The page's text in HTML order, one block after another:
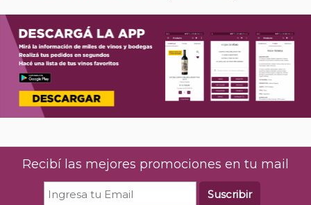
Recibí las mejores promociones en tu mail
Suscribir